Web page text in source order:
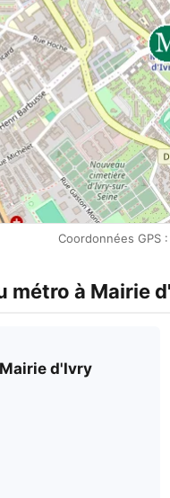
Coordonnées GPS
métro à Mairie
d'Ivry